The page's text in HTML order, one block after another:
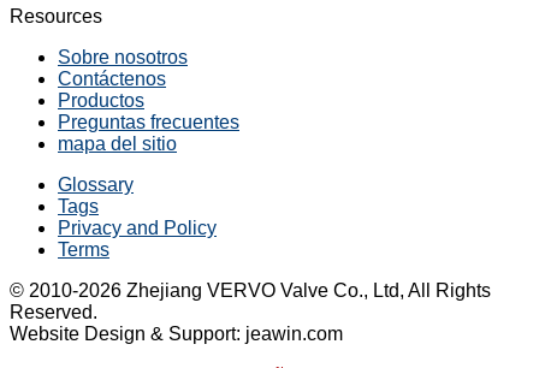
Resources
Sobre nosotros
Contáctenos
Productos
Preguntas frecuentes
mapa del sitio
Glossary
Tags
Privacy and Policy
Terms
© 2010-2026 Zhejiang VERVO Valve Co., Ltd, All Rights
Reserved.
Website Design & Support: jeawin.com